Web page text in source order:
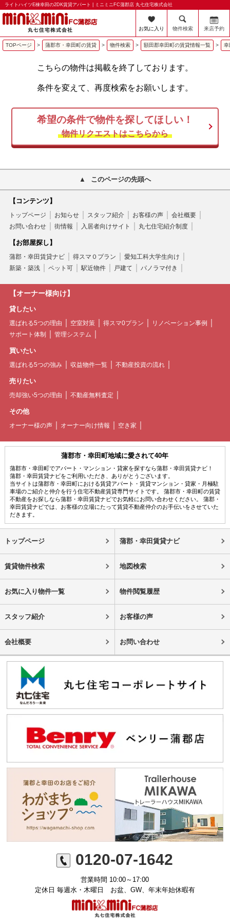
ライトハイツE棟幸田の2DK賃貸アパート | ミニミニFC蒲郡店 丸七住宅株式会社
お気に入り 物件検索 来店予約
TOPページ > 蒲郡市・幸田町の賃貸 > 物件検索 > 額田郡幸田町の賃貸情報一覧 > 幸
こちらの物件は掲載を終了しております。
条件を変えて、再度検索をお願いします。
希望の条件で物件を探してほしい！
物件リクエストはこちらから
このページの先頭へ
【コンテンツ】
トップページ お知らせ スタッフ紹介 お客様の声
会社概要
お問い合わせ
街情報 入居者向けサイト 丸七住宅紹介制度
【お部屋探し】
蒲郡・幸田賃貸ナビ 得スマ０プラン
愛知工科大学生向け
新築・築浅
ペット可 駅近物件 戸建て パノラマ付き
【オーナー様向け】
貸したい
選ばれる5つの理由 空室対策 得スマ0プラン
リノベーション事例
サポート体制
管理システム
買いたい
選ばれる5つの強み 収益物件一覧 不動産投資の流れ
売りたい
売却強い5つの理由 不動産無料査定
その他
オーナー様の声 オーナー向け情報 空き家
蒲郡市・幸田町地域に愛されて40年
蒲郡市・幸田町でアパート・マンション・貸家を探すなら蒲郡・幸田賃貸ナビ！
蒲郡・幸田賃貸ナビをご利用いただき、ありがとうございます。
当サイトは蒲郡市・幸田町における賃貸アパート・賃貸マンション・貸家・月極駐
車場のご紹介と仲介を行う住宅不動産賃貸専門サイトです。 蒲郡市・幸田町の賃貸
不動産をお探しなら蒲郡・幸田賃貸ナビでお気軽にお問い合わせください。 蒲郡・
幸田賃貸ナビでは、お客様の立場にたって賃貸不動産仲介のお手伝いをさせていた
だきます。
トップページ 蒲郡・幸田賃貸ナビ
賃貸物件検索 地図検索
お気に入り物件一覧 物件閲覧履歴
スタッフ紹介 お客様の声
会社概要 お問い合わせ
0120-07-1642
営業時間 10:00～17:00
定休日 毎週水・木曜日 お盆、GW、年末年始休暇有